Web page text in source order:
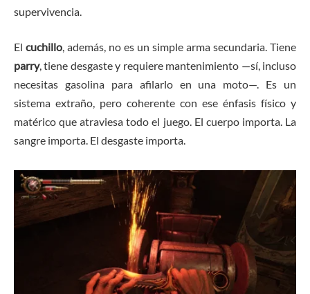
supervivencia.
El cuchillo, además, no es un simple arma secundaria. Tiene
parry, tiene desgaste y requiere mantenimiento —sí, incluso
necesitas gasolina para afilarlo en una moto—. Es un
sistema extraño, pero coherente con ese énfasis físico y
matérico que atraviesa todo el juego. El cuerpo importa. La
sangre importa. El desgaste importa.